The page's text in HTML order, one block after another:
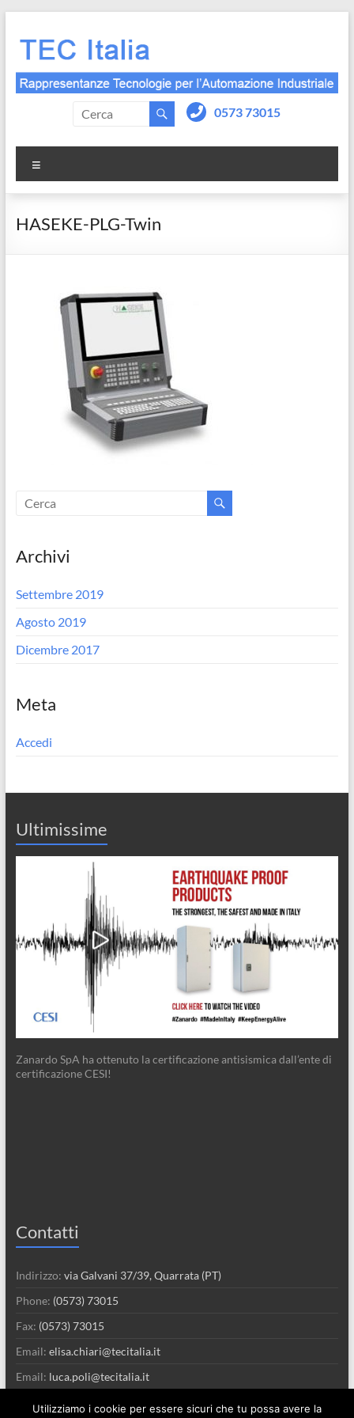
contenuto
0573 73015
HASEKE-PLG-Twin
Archivi
Settembre 2019
Agosto 2019
Dicembre 2017
Meta
Accedi
Ultimissime
Zanardo SpA ha ottenuto la certificazione antisismica dall’ente di
certificazione CESI!
Contatti
Indirizzo: via Galvani 37/39, Quarrata (PT)
Phone: (0573) 73015
Fax: (0573) 73015
Email: elisa.chiari@tecitalia.it
Email: luca.poli@tecitalia.it
Utilizziamo i cookie per essere sicuri che tu possa avere la